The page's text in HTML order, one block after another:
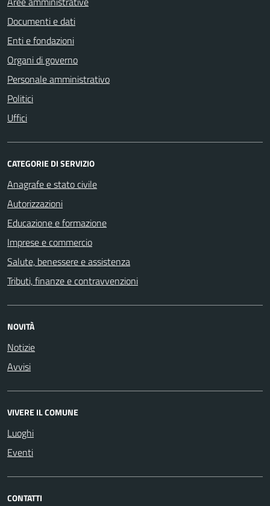
Documenti e dati
Enti e fondazioni
Organi di governo
Personale amministrativo
Politici
Uffici
CATEGORIE DI SERVIZIO
Anagrafe e stato civile
Autorizzazioni
Educazione e formazione
Imprese e commercio
Salute, benessere e assistenza
Tributi, finanze e contravvenzioni
NOVITÀ
Notizie
Avvisi
VIVERE IL COMUNE
Luoghi
Eventi
CONTATTI